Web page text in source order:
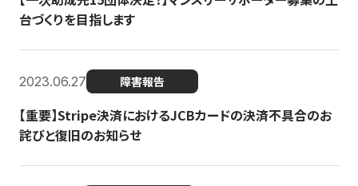
台づくりを目指します
2023.06.27 障害報告
【重要】Stripe決済におけるJCBカードの決済不具合のお
詫びと復旧のお知らせ